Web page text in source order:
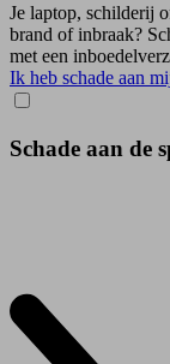
Je laptop, schilderij
brand of inbraak?
met een
Ik heb schade aan
Schade aan de